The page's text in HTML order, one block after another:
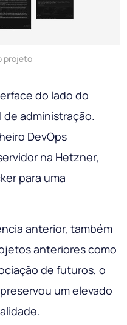
projeto
do lado do
administração.
DevOps
na Hetzner,
para uma
anterior, também
anteriores como
de futuros, o
um elevado